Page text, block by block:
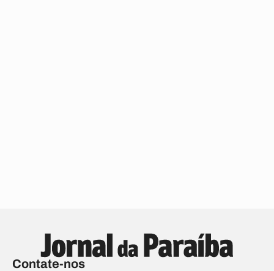
Contate-nos